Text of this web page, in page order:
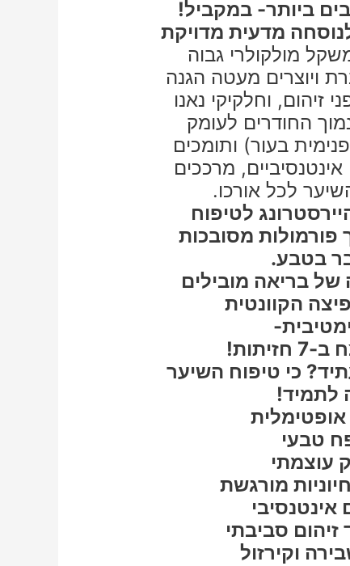
מדעית מדויקת
מולקולרי גבוה
ויוצרים מעטה הגנה
זיהום, וחלקיקי נאנו
החודרים לעומק
בעור) ותומכים
אינטנסיביים, מרככים
לכל אורכו.
לטיפוח
פורמולות מסובכות
בטבע.
של בריאה מובילים
הקוונטית
כי טיפוח השיער
לתמיד!
טבעי
עוצמתי
מורגשת
אינטנסיבי
זיהום סביבתי
וקירזול